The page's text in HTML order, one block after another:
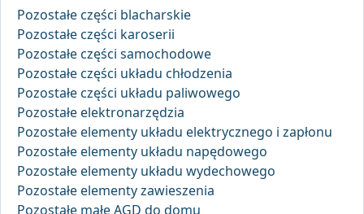
Pozostałe części blacharskie
Pozostałe części karoserii
Pozostałe części samochodowe
Pozostałe części układu chłodzenia
Pozostałe części układu paliwowego
Pozostałe elektronarzędzia
Pozostałe elementy układu elektrycznego i zapłonu
Pozostałe elementy układu napędowego
Pozostałe elementy układu wydechowego
Pozostałe elementy zawieszenia
Pozostałe małe AGD do domu